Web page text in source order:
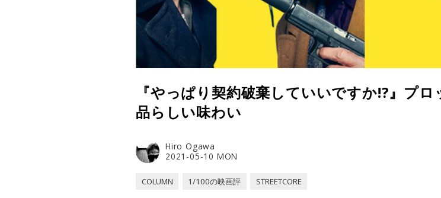
『やっぱり契約破棄していいですか!?』プ
品らしい味わい
2021-05-10 MON
Hiro Ogawa
COLUMN 1/100の映画評 STREETCORE